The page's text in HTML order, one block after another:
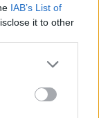
IAB’s List of
it to other